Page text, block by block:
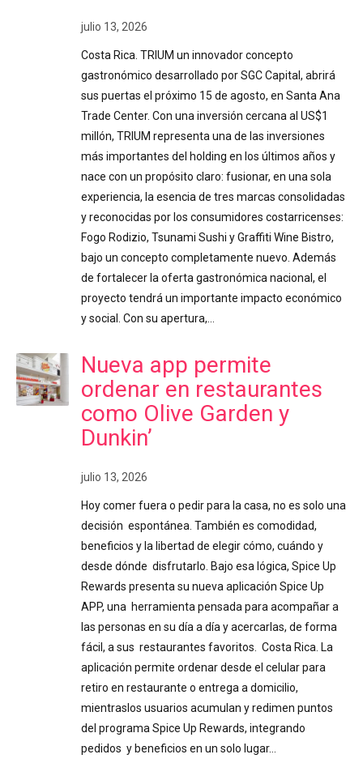
julio 13, 2026
Costa Rica. TRIUM un innovador concepto
gastronómico desarrollado por SGC Capital, abrirá
sus puertas el próximo 15 de agosto, en Santa Ana
Trade Center. Con una inversión cercana al US$1
millón, TRIUM representa una de las inversiones
más importantes del holding en los últimos años y
nace con un propósito claro: fusionar, en una sola
experiencia, la esencia de tres marcas consolidadas
y reconocidas por los consumidores costarricenses:
Fogo Rodizio, Tsunami Sushi y Graffiti Wine Bistro,
bajo un concepto completamente nuevo. Además
de fortalecer la oferta gastronómica nacional, el
proyecto tendrá un importante impacto económico
y social. Con su apertura,…
Nueva app permite
ordenar en restaurantes
como Olive Garden y
Dunkin’
julio 13, 2026
Hoy comer fuera o pedir para la casa, no es solo una
decisión espontánea. También es comodidad,
beneficios y la libertad de elegir cómo, cuándo y
desde dónde disfrutarlo. Bajo esa lógica, Spice Up
Rewards presenta su nueva aplicación Spice Up
APP, una herramienta pensada para acompañar a
las personas en su día a día y acercarlas, de forma
fácil, a sus restaurantes favoritos. Costa Rica. La
aplicación permite ordenar desde el celular para
retiro en restaurante o entrega a domicilio,
mientraslos usuarios acumulan y redimen puntos
del programa Spice Up Rewards, integrando
pedidos y beneficios en un solo lugar…